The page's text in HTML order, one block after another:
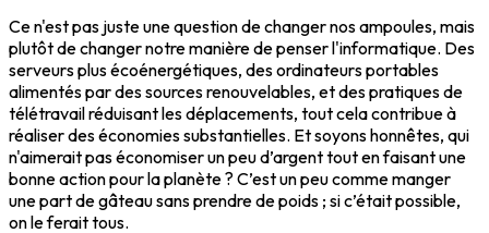
Ce n'est pas juste une question de changer nos ampoules, mais
plutôt de changer notre manière de penser l'informatique. Des
serveurs plus écoénergétiques, des ordinateurs portables
alimentés par des sources renouvelables, et des pratiques de
télétravail réduisant les déplacements, tout cela contribue à
réaliser des économies substantielles. Et soyons honnêtes, qui
n'aimerait pas économiser un peu d’argent tout en faisant une
bonne action pour la planète ? C’est un peu comme manger
une part de gâteau sans prendre de poids ; si c’était possible,
on le ferait tous.